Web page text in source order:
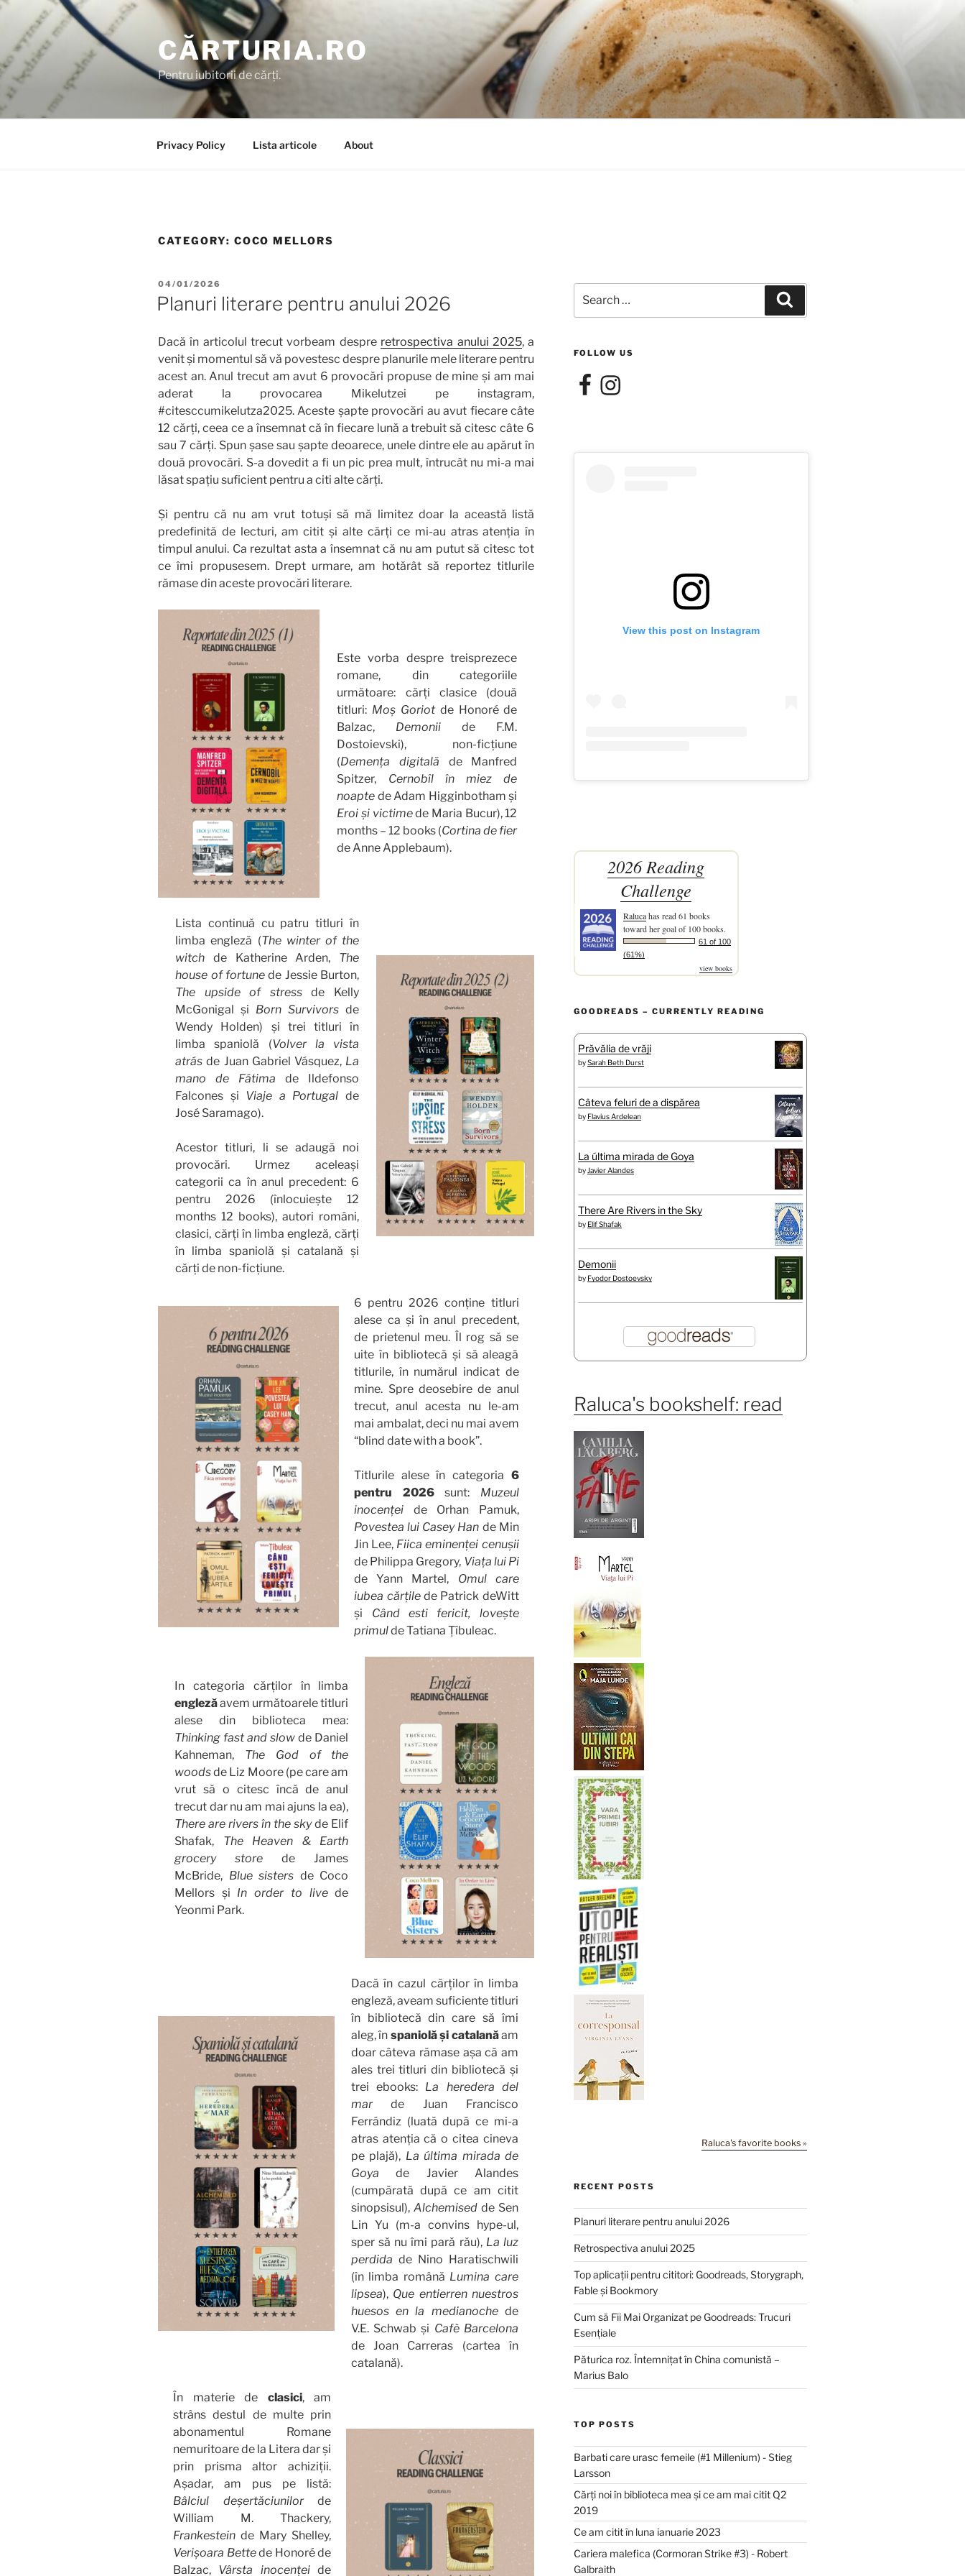
Skip
content
CĂRTURIA.RO
Pentru iubitorii de cărți.
Privacy Policy Lista articole About
CATEGORY: COCO MELLORS
POSTED
ON
04/01/2026
Planuri literare pentru anului 2026
Dacă în articolul trecut vorbeam despre retrospectiva anului 2025, a
venit și momentul să vă povestesc despre planurile mele literare pentru
acest an. Anul trecut am avut 6 provocări propuse de mine și am mai
aderat la provocarea Mikelutzei pe instagram,
#citesccumikelutza2025. Aceste șapte provocări au avut fiecare câte
12 cărți, ceea ce a însemnat că în fiecare lună a trebuit să citesc câte 6
sau 7 cărți. Spun șase sau șapte deoarece, unele dintre ele au apărut în
două provocări. S-a dovedit a fi un pic prea mult, întrucât nu mi-a mai
lăsat spațiu suficient pentru a citi alte cărți.
Și pentru că nu am vrut totuși să mă limitez doar la această listă
predefinită de lecturi, am citit și alte cărți ce mi-au atras atenția în
timpul anului. Ca rezultat asta a însemnat că nu am putut să citesc tot
ce îmi propusesem. Drept urmare, am hotărât să reportez titlurile
rămase din aceste provocări literare.
Este vorba despre treisprezece
romane, din categoriile
următoare: cărți clasice (două
titluri: Moș Goriotde Honoré de
Balzac, Demoniide F.M.
Dostoievski), non-ficțiune
(Demența digitală de Manfred
Spitzer, Cernobîl în miez de
noapte de Adam Higginbotham și
Eroi și victimede Maria Bucur), 12
months – 12 books (Cortina de fier
de Anne Applebaum).
Lista continuă cu patru titluri în
limba engleză (The winter of the
witch de Katherine Arden, The
house of fortunede Jessie Burton,
The upside of stressde Kelly
McGonigal și Born Survivorsde
Wendy Holden) și trei titluri în
limba spaniolă (Volver la vista
atrás de Juan Gabriel Vásquez, La
mano de Fátima de Ildefonso
Falcones și Viaje a Portugal de
José Saramago).
Acestor titluri, li se adaugă noi
provocări. Urmez aceleași
categorii ca în anul precedent: 6
pentru 2026 (înlocuiește 12
months 12 books), autori români,
clasici, cărți în limba engleză, cărți
în limba spaniolă și catalană și
cărți de non-ficțiune.
6 pentru 2026 conține titluri
alese ca și în anul precedent,
de prietenul meu. Îl rog să se
uite în bibliotecă și să aleagă
titlurile, în numărul indicat de
mine. Spre deosebire de anul
trecut, anul acesta nu le-am
mai ambalat, deci nu mai avem
“blind date with a book”.
Titlurile alese în categoria 6
pentru 2026sunt: Muzeul
inocenței de Orhan Pamuk,
Povestea lui Casey Han de Min
Jin Lee, Fiica eminenței cenușii
de Philippa Gregory, Viața lui Pi
de Yann Martel, Omul care
iubea cărțile de Patrick deWitt
și Când esti fericit, lovește
primulde Tatiana Țîbuleac.
In categoria cărților în limba
englezăavem următoarele titluri
alese din biblioteca mea:
Thinking fast and slow de Daniel
Kahneman, The God of the
woodsde Liz Moore (pe care am
vrut să o citesc încă de anul
trecut dar nu am mai ajuns la ea),
There are rivers în the skyde Elif
Shafak, The Heaven & Earth
grocery store de James
McBride, Blue sisters de Coco
Mellors și In order to livede
Yeonmi Park.
Dacă în cazul cărților în limba
engleză, aveam suficiente titluri
în bibliotecă din care să îmi
aleg, în spaniolă și catalanăam
doar câteva rămase așa că am
ales trei titluri din bibliotecă și
trei ebooks: La heredera del
marde Juan Francisco
Ferrándiz (luată după ce mi-a
atras atenția că o citea cineva
pe plajă), La última mirada de
Goya de Javier Alandes
(cumpărată după ce am citit
sinopsisul), Alchemised de Sen
Lin Yu (m-a convins hype-ul,
sper să nu îmi pară rău), La luz
perdida de Nino Haratischwili
(în limba română Lumina care
lipsea), Que entierren nuestros
huesos en la medianochede
V.E. Schwab și Cafè Barcelona
de Joan Carreras (cartea în
catalană).
În materie de clasici, am
strâns destul de multe prin
abonamentul Romane
nemuritoare de la Litera dar și
prin prisma altor achiziții.
Așadar, am pus pe listă:
Bâlciul deșertăciunilorde
William M. Thackery,
Frankesteinde Mary Shelley,
Verișoara Bettede Honoré de
Balzac, Vârsta inocențeide
for:
FOLLOW US
FacebookInstagram
View this post on Instagram
2026 Reading
Challenge
Ralucahas read 61 books
toward her goal of 100 books.
61 of 100
(61%)
view books
GOODREADS – CURRENTLY READING
Prăvălia de vrăji
bySarah Beth Durst
Câteva feluri de a dispărea
by Flavius Ardelean
La última mirada de Goya
by Javier Alandes
There Are Rivers in the Sky
by Elif Shafak
Demonii
by Fyodor Dostoevsky
Raluca's bookshelf: read
Raluca's favorite books »
RECENT POSTS
Planuri literare pentru anului 2026
Retrospectiva anului 2025
Top aplicații pentru cititori: Goodreads, Storygraph,
Fable și Bookmory
Cum să Fii Mai Organizat pe Goodreads: Trucuri
Esențiale
Păturica roz. Întemnițat în China comunistă –
Marius Balo
TOP POSTS
Barbati care urasc femeile (#1 Millenium) - Stieg
Larsson
Cărți noi în biblioteca mea și ce am mai citit Q2
2019
Ce am citit în luna ianuarie 2023
Cariera malefica (Cormoran Strike #3) - Robert
Galbraith